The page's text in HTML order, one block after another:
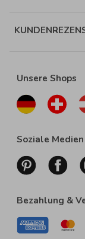
Unsere Shops
Soziale Medien
Bezahlung &